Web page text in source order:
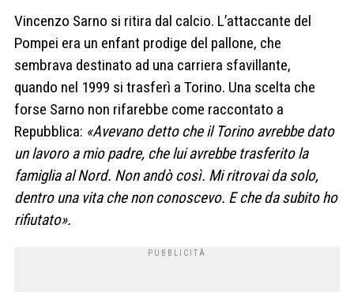
Vincenzo Sarno si ritira dal calcio. L’attaccante del
Pompei era un enfant prodige del pallone, che
sembrava destinato ad una carriera sfavillante,
quando nel 1999 si trasferì a Torino. Una scelta che
forse Sarno non rifarebbe come raccontato a
Repubblica: «Avevano detto che il Torino avrebbe dato
un lavoro a mio padre, che lui avrebbe trasferito la
famiglia al Nord. Non andò così. Mi ritrovai da solo,
dentro una vita che non conoscevo. E che da subito ho
rifiutato».